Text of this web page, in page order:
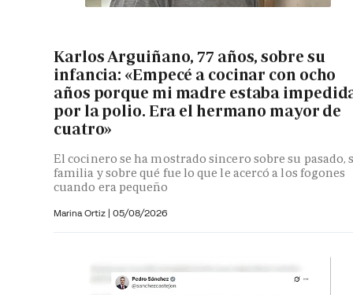
Karlos Arguiñano, 77 años, sobre su
infancia: «Empecé a cocinar con ocho
años porque mi madre estaba
por la polio. Era el hermano mayor de
cuatro»
El cocinero se ha mostrado sincero sobre su pasado,
familia y sobre qué fue lo que le acercó a los fogones
cuando era pequeño
Marina Ortiz | 05/08/2026